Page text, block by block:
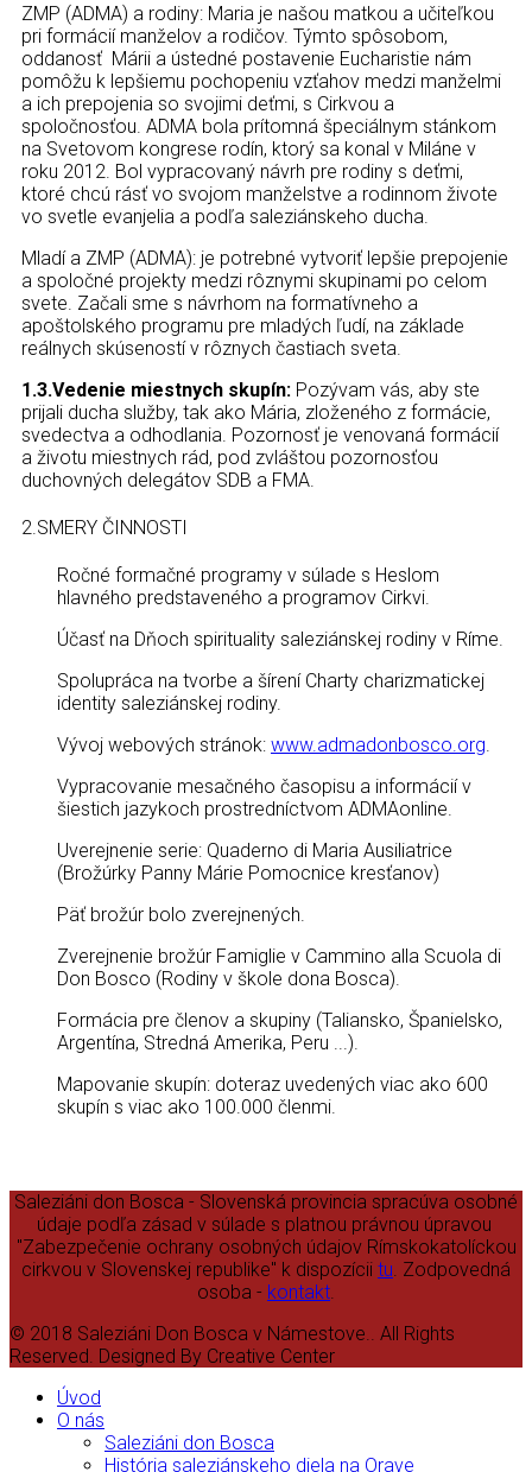
ZMP (ADMA) a rodiny: Maria je našou matkou a učiteľkou
pri formácií manželov a rodičov. Týmto spôsobom,
oddanosť Márii a ústedné postavenie Eucharistie nám
pomôžu k lepšiemu pochopeniu vzťahov medzi manželmi
a ich prepojenia so svojimi deťmi, s Cirkvou a
spoločnosťou. ADMA bola prítomná špeciálnym stánkom
na Svetovom kongrese rodín, ktorý sa konal v Miláne v
roku 2012. Bol vypracovaný návrh pre rodiny s deťmi,
ktoré chcú rásť vo svojom manželstve a rodinnom živote
vo svetle evanjelia a podľa saleziánskeho ducha.
Mladí a ZMP (ADMA): je potrebné vytvoriť lepšie prepojenie
a spoločné projekty medzi rôznymi skupinami po celom
svete. Začali sme s návrhom na formatívneho a
apoštolského programu pre mladých ľudí, na základe
reálnych skúseností v rôznych častiach sveta.
1.3.Vedenie miestnych skupín: Pozývam vás, aby ste
prijali ducha služby, tak ako Mária, zloženého z formácie,
svedectva a odhodlania. Pozornosť je venovaná formácií
a životu miestnych rád, pod zvláštou pozornosťou
duchovných delegátov SDB a FMA.
2.SMERY ČINNOSTI
Ročné formačné programy v súlade s Heslom
hlavného predstaveného a programov Cirkvi.
Účasť na Dňoch spirituality saleziánskej rodiny v Ríme.
Spolupráca na tvorbe a šírení Charty charizmatickej
identity saleziánskej rodiny.
Vývoj webových stránok: www.admadonbosco.org.
Vypracovanie mesačného časopisu a informácií v
šiestich jazykoch prostredníctvom ADMAonline.
Uverejnenie serie: Quaderno di Maria Ausiliatrice
(Brožúrky Panny Márie Pomocnice kresťanov)
Päť brožúr bolo zverejnených.
Zverejnenie brožúr Famiglie v Cammino alla Scuola di
Don Bosco (Rodiny v škole dona Bosca).
Formácia pre členov a skupiny (Taliansko, Španielsko,
Argentína, Stredná Amerika, Peru ...).
Mapovanie skupín: doteraz uvedených viac ako 600
skupín s viac ako 100.000 členmi.
Saleziáni don Bosca - Slovenská provincia spracúva osobné
údaje podľa zásad v súlade s platnou právnou úpravou
"Zabezpečenie ochrany osobných údajov Rímskokatolíckou
cirkvou v Slovenskej republike" k dispozícii tu. Zodpovedná
osoba - kontakt.
© 2018 Saleziáni Don Bosca v Námestove.. All Rights
Reserved. Designed By Creative Center
Úvod
O nás
Saleziáni don Bosca
História saleziánskeho diela na Orave